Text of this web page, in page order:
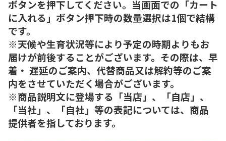
ボタンを押下してください。当画面での「カート
に入れる」ボタン押下時の数量選択は1個で結構
です。
※天候や生育状況等により予定の時期よりもお
届けが前後することがございます。その際は、早
着・ 遅延のご案内、代替商品又は解約等のご案
内をさせていただく場合がございます。
※商品説明文に登場する「当店」、「自店」、
「当社」、「自社」等の表記については、商品
提供者を指しております。